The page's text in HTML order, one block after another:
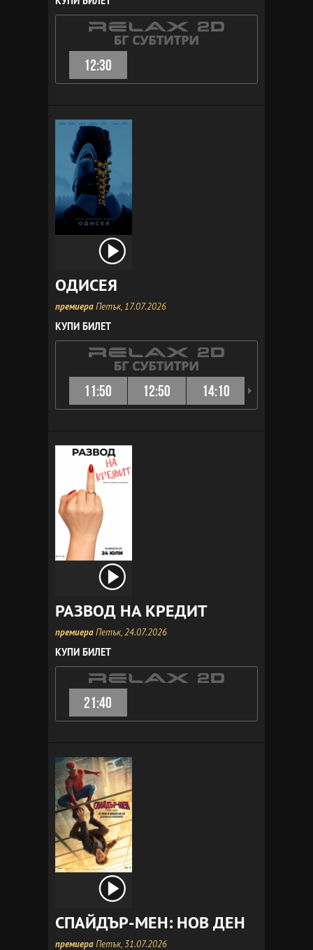
12:30
ОДИСЕЯ
премиераПетък, 17.07.2026
КУПИ БИЛЕТ
11:50 12:50 14:10
РАЗВОД НА КРЕДИТ
премиераПетък, 24.07.2026
КУПИ БИЛЕТ
21:40
СПАЙДЪР-МЕН: НОВ ДЕН
премиераПетък, 31.07.2026